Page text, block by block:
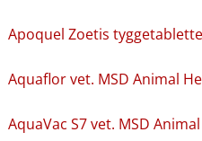
Apoquel Zoetis
Aquaflor vet. MSD Animal
AquaVac S7 vet. MSD